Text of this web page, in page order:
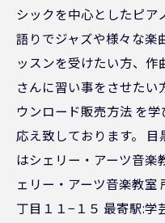
シックを中心としたピア
語りでジャズや様々な楽
ッスンを受けたい方、
さんに習い事をさせた
ウンロード販売方法 を
応え致しております。
はシェリー・アーツ音楽
ェリー・アーツ音楽教室
丁目１１−１５ 最寄駅:学